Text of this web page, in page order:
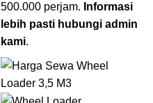
500.000 perjam. Informasi
lebih pasti hubungi admin
kami.